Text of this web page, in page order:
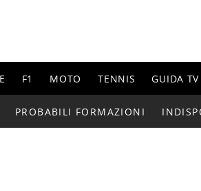
F1 MOTO TENNIS GUIDA TV
PROBABILI FORMAZIONI